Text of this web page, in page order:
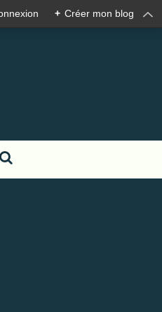
+ Créer mon blog